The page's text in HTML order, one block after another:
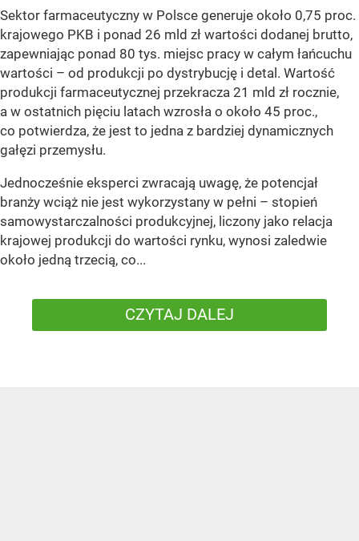
Sektor farmaceutyczny w Polsce generuje około 0,75 proc.
krajowego PKB i ponad 26 mld zł wartości dodanej brutto,
zapewniając ponad 80 tys. miejsc pracy w całym łańcuchu
wartości – od produkcji po dystrybucję i detal. Wartość
produkcji farmaceutycznej przekracza 21 mld zł rocznie,
a w ostatnich pięciu latach wzrosła o około 45 proc.,
co potwierdza, że jest to jedna z bardziej dynamicznych
gałęzi przemysłu.
Jednocześnie eksperci zwracają uwagę, że potencjał
branży wciąż nie jest wykorzystany w pełni – stopień
samowystarczalności produkcyjnej, liczony jako relacja
krajowej produkcji do wartości rynku, wynosi zaledwie
około jedną trzecią, co...
CZYTAJ DALEJ